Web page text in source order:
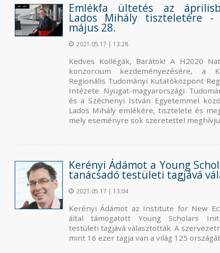
Emlékfa ültetés az
Lados Mihály tiszteletére -
május 28.
2021.05.17 | 13:28
Kedves Kollégák, Barátok! A H2020
konzorcium kezdeményezésére, a
Regionális Tudományi Kutatóközpont
Intézete Nyugat-magyarországi
és a Széchenyi István Egyetemmel
Lados Mihály emlékére, tisztelete és
mely eseményre sok szeretettel
Kerényi Ádámot a Young
tanácsadó testületi tagjává
2021.05.17 | 13:04
Kerényi Ádámot az Institute for New
által támogatott Young Scholars
testületi tagjává választották. A
mint 16 ezer tagja van a világ 125